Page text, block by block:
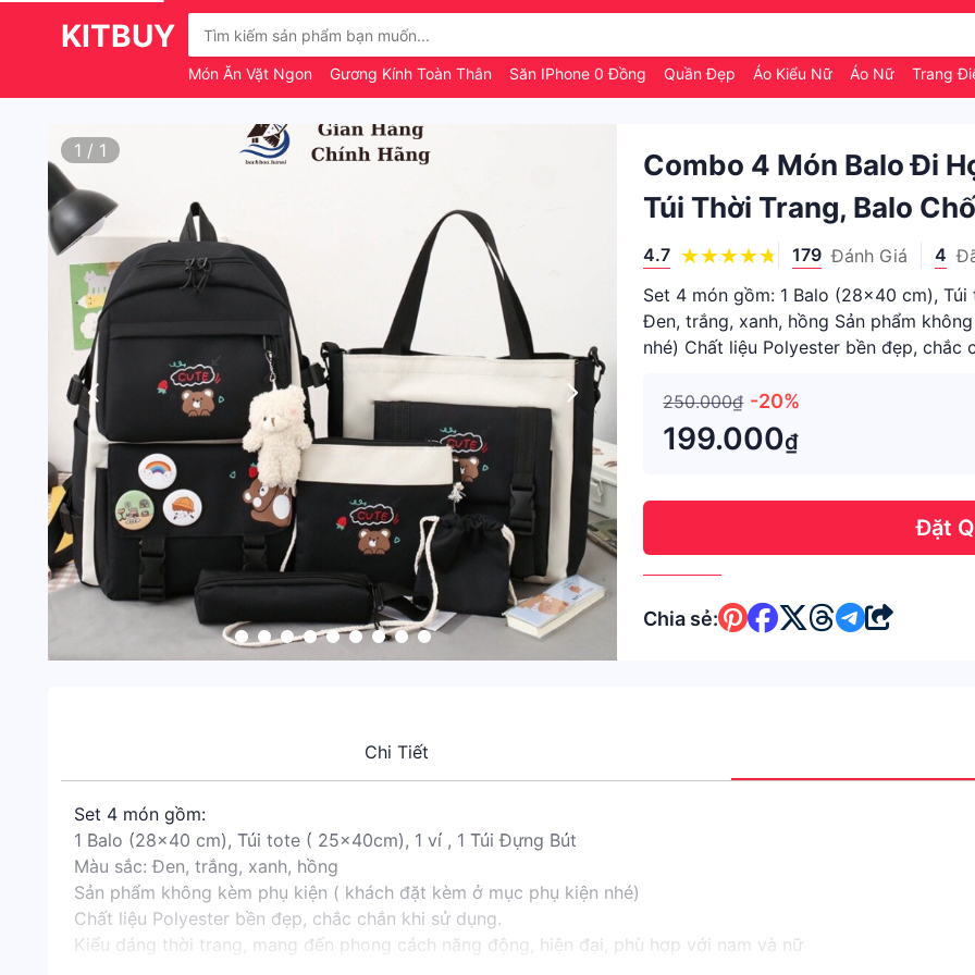
KITBUY
Món Ăn Vặt Ngon Gương Kính Toàn Thân Săn IPhone 0 Đồng Quần Đẹp Áo Kiểu Nữ Áo Nữ Trang
1 / 1
Combo 4 Món Balo Đi
Túi Thời Trang, Balo
4.7 179 Đánh Giá 4
Set 4 món gồm: 1 Balo (28x40 cm),
Đen, trắng, xanh, hồng Sản phẩm
nhé) Chất liệu Polyester bền đẹp, chắc
250.000₫ -20%
199.000₫
Đặt
Chia sẻ:
Chi Tiết
Set 4 món gồm:
1 Balo (28x40 cm), Túi tote ( 25x40cm), 1 ví , 1 Túi Đựng Bút
Màu sắc: Đen, trắng, xanh, hồng
Sản phẩm không kèm phụ kiện ( khách đặt kèm ở mục phụ kiện nhé)
Chất liệu Polyester bền đẹp, chắc chắn khi sử dụng.
Kiểu dáng thời trang, mang đến phong cách năng động, hiện đại, phù hợp với nam và nữ